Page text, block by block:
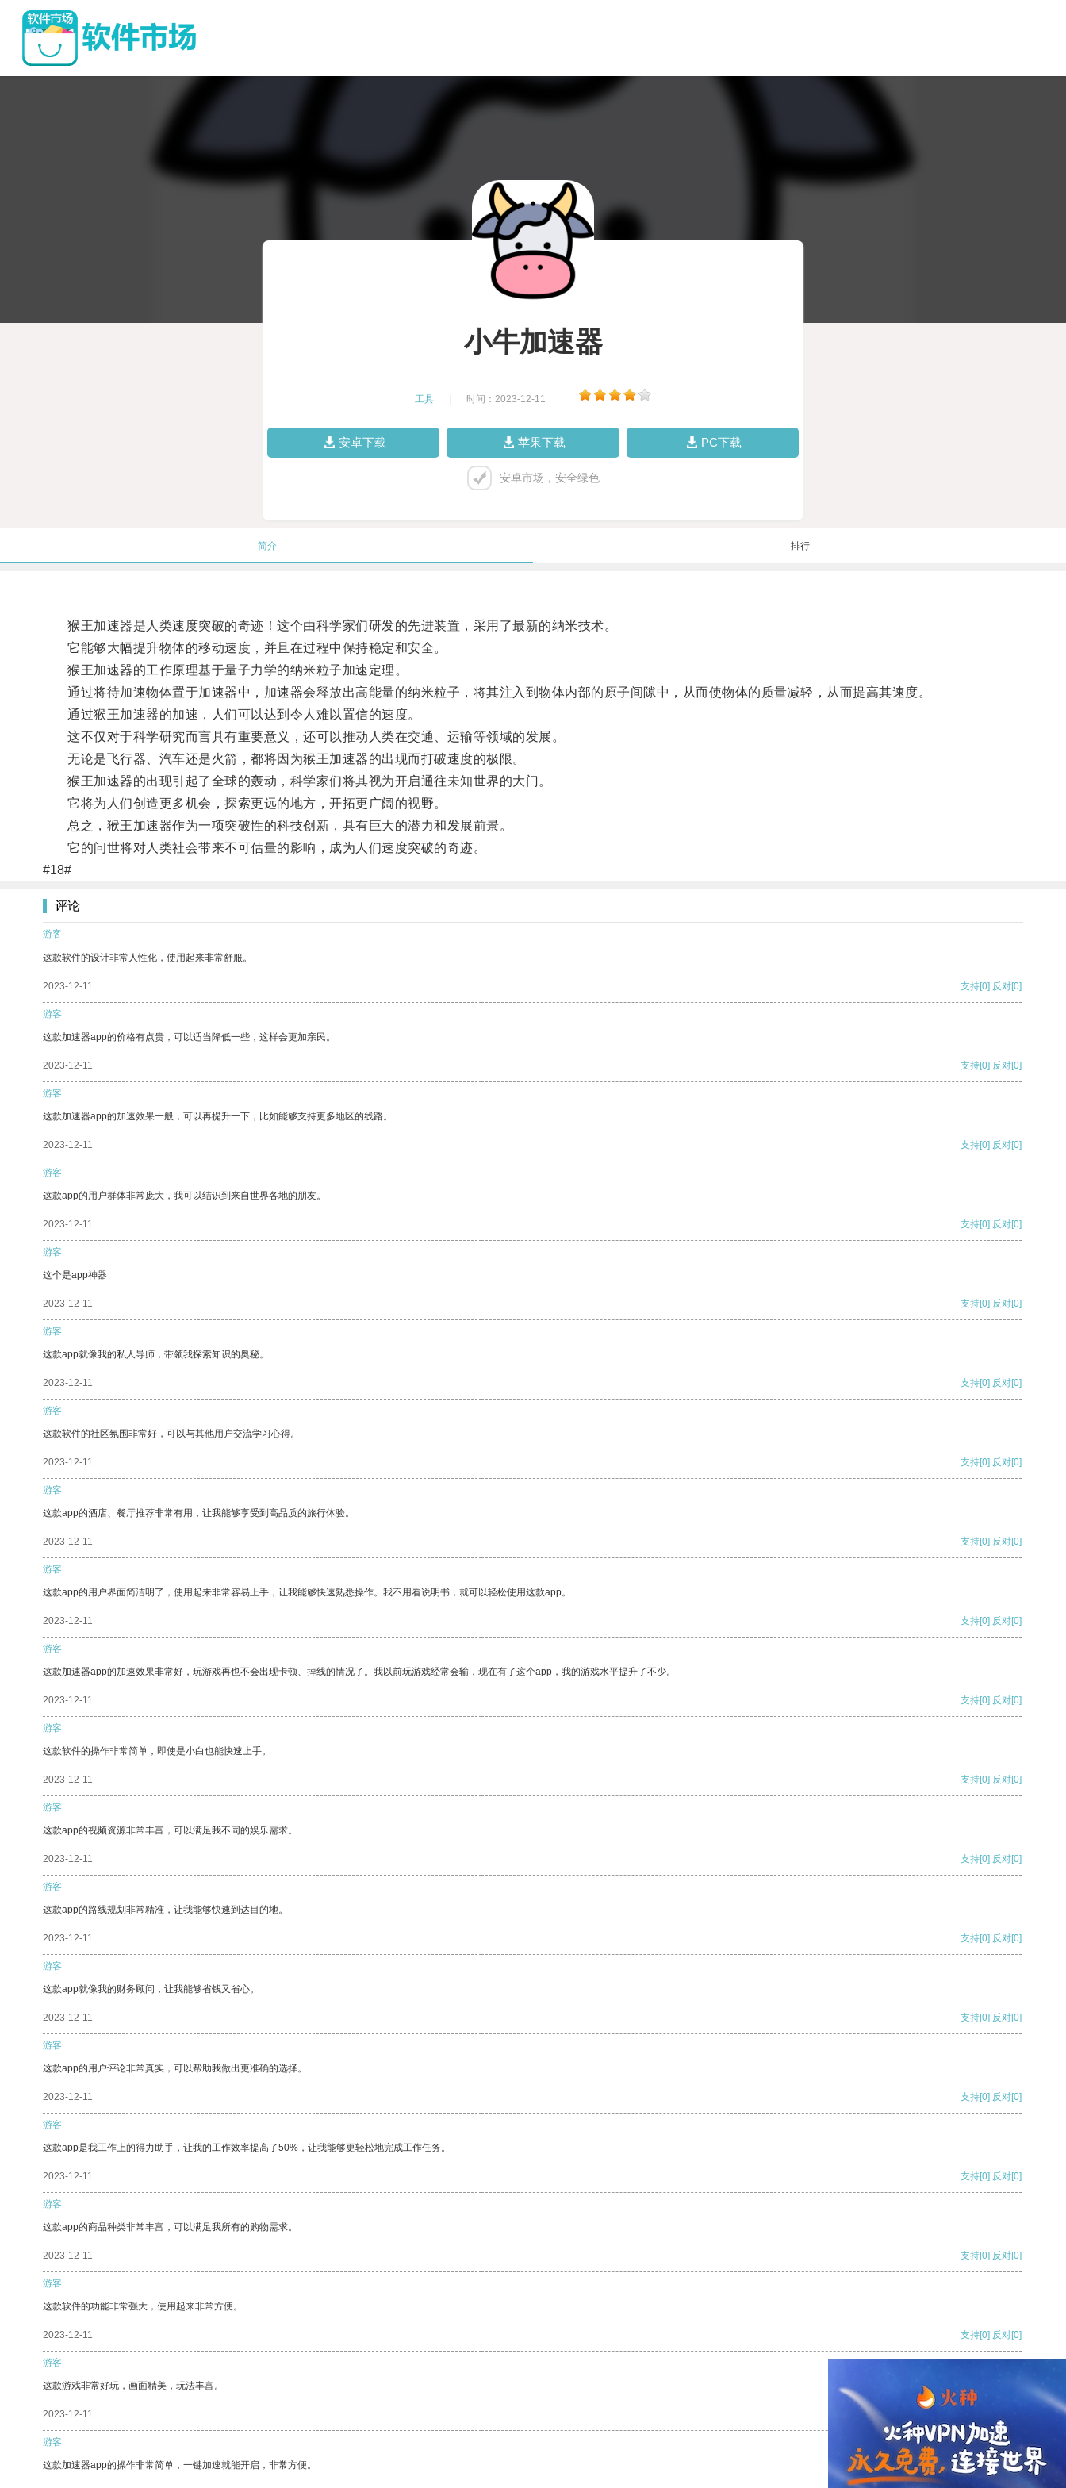
小牛加速器
工具 时间：2023-12-11
安卓下载 苹果下载 PC下载
安卓市场，安全绿色
简介 排行
猴王加速器是人类速度突破的奇迹！这个由科学家们研发的先进装置，采用了最新的纳米技术。
它能够大幅提升物体的移动速度，并且在过程中保持稳定和安全。
猴王加速器的工作原理基于量子力学的纳米粒子加速定理。
通过将待加速物体置于加速器中，加速器会释放出高能量的纳米粒子，将其注入到物体内部的原子间隙中，从而使物体的质量减轻，从而提高其速度。
通过猴王加速器的加速，人们可以达到令人难以置信的速度。
这不仅对于科学研究而言具有重要意义，还可以推动人类在交通、运输等领域的发展。
无论是飞行器、汽车还是火箭，都将因为猴王加速器的出现而打破速度的极限。
猴王加速器的出现引起了全球的轰动，科学家们将其视为开启通往未知世界的大门。
它将为人们创造更多机会，探索更远的地方，开拓更广阔的视野。
总之，猴王加速器作为一项突破性的科技创新，具有巨大的潜力和发展前景。
它的问世将对人类社会带来不可估量的影响，成为人们速度突破的奇迹。
#18#
评论
游客
这款软件的设计非常人性化，使用起来非常舒服。
2023-12-11 支持[0] 反对[0]
游客
这款加速器app的价格有点贵，可以适当降低一些，这样会更加亲民。
2023-12-11 支持[0] 反对[0]
游客
这款加速器app的加速效果一般，可以再提升一下，比如能够支持更多地区的线路。
2023-12-11 支持[0] 反对[0]
游客
这款app的用户群体非常庞大，我可以结识到来自世界各地的朋友。
2023-12-11 支持[0] 反对[0]
游客
这个是app神器
2023-12-11 支持[0] 反对[0]
游客
这款app就像我的私人导师，带领我探索知识的奥秘。
2023-12-11 支持[0] 反对[0]
游客
这款软件的社区氛围非常好，可以与其他用户交流学习心得。
2023-12-11 支持[0] 反对[0]
游客
这款app的酒店、餐厅推荐非常有用，让我能够享受到高品质的旅行体验。
2023-12-11 支持[0] 反对[0]
游客
这款app的用户界面简洁明了，使用起来非常容易上手，让我能够快速熟悉操作。我不用看说明书，就可以轻松使用这款app。
2023-12-11 支持[0] 反对[0]
游客
这款加速器app的加速效果非常好，玩游戏再也不会出现卡顿、掉线的情况了。我以前玩游戏经常会输，现在有了这个app，我的游戏水平提升了不少。
2023-12-11 支持[0] 反对[0]
游客
这款软件的操作非常简单，即使是小白也能快速上手。
2023-12-11 支持[0] 反对[0]
游客
这款app的视频资源非常丰富，可以满足我不同的娱乐需求。
2023-12-11 支持[0] 反对[0]
游客
这款app的路线规划非常精准，让我能够快速到达目的地。
2023-12-11 支持[0] 反对[0]
游客
这款app就像我的财务顾问，让我能够省钱又省心。
2023-12-11 支持[0] 反对[0]
游客
这款app的用户评论非常真实，可以帮助我做出更准确的选择。
2023-12-11 支持[0] 反对[0]
游客
这款app是我工作上的得力助手，让我的工作效率提高了50%，让我能够更轻松地完成工作任务。
2023-12-11 支持[0] 反对[0]
游客
这款app的商品种类非常丰富，可以满足我所有的购物需求。
2023-12-11 支持[0] 反对[0]
游客
这款软件的功能非常强大，使用起来非常方便。
2023-12-11 支持[0] 反对[0]
游客
这款游戏非常好玩，画面精美，玩法丰富。
2023-12-11
游客
这款加速器app的操作非常简单，一键加速就能开启，非常方便。